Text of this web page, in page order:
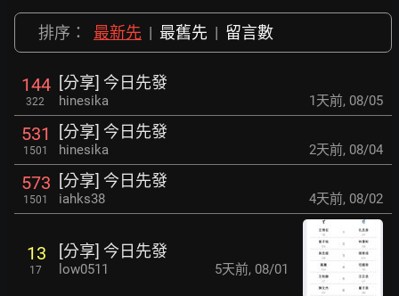
排序： 最新先 | 最舊先 | 留言數
144
322
[分享] 今日先發
hinesika 1天前, 08/05
531
1501
[分享] 今日先發
hinesika 2天前, 08/04
573
1501
[分享] 今日先發
iahks38 4天前, 08/02
13
17
[分享] 今日先發
low0511 5天前, 08/01